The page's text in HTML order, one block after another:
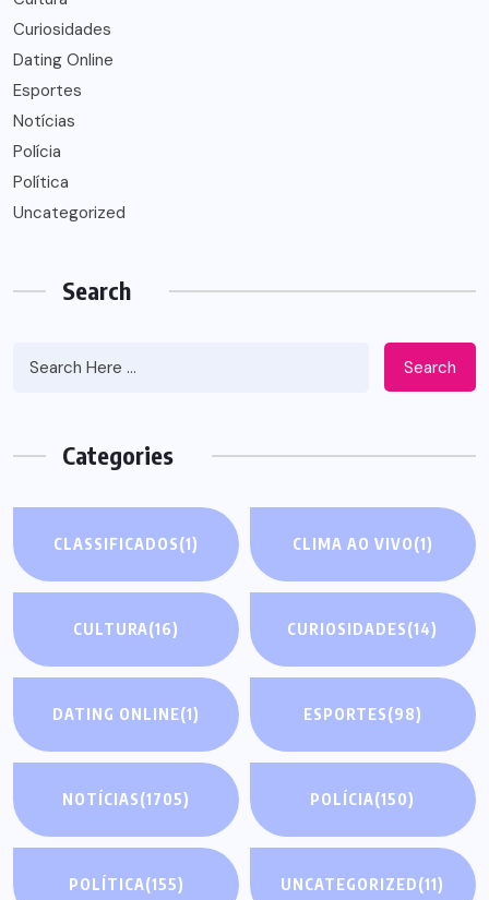
Curiosidades
Dating Online
Esportes
Notícias
Polícia
Política
Uncategorized
Search
Search
Categories
CLASSIFICADOS(1) CLIMA AO VIVO(1)
CULTURA(16) CURIOSIDADES(14)
DATING ONLINE(1) ESPORTES(98)
NOTÍCIAS(1705) POLÍCIA(150)
POLÍTICA(155) UNCATEGORIZED(11)